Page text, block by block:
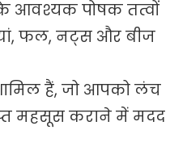
आवश्यक पोषक तत्वों
फल, नट्स और बीज
हैं, जो आपको लंच
महसूस कराने में मदद